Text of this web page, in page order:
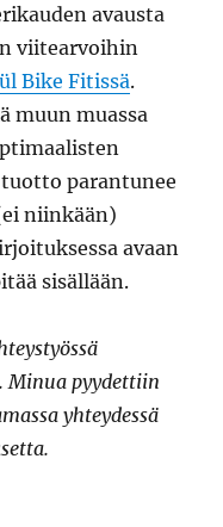
avausta
viitearvoihin
Bike Fitissä.
muun muassa
parantunee
niinkään)
avaan
sisällään.
Minua pyydettiin
yhteydessä